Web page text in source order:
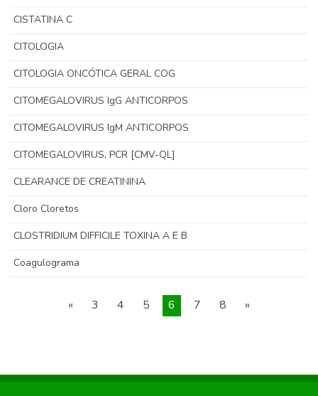
CISTATINA C
CITOLOGIA
CITOLOGIA ONCÓTICA GERAL COG
CITOMEGALOVIRUS IgG ANTICORPOS
CITOMEGALOVIRUS IgM ANTICORPOS
CITOMEGALOVIRUS, PCR [CMV-QL]
CLEARANCE DE CREATININA
Cloro Cloretos
CLOSTRIDIUM DIFFICILE TOXINA A E B
Coagulograma
« 3 4 5 6 7 8 »